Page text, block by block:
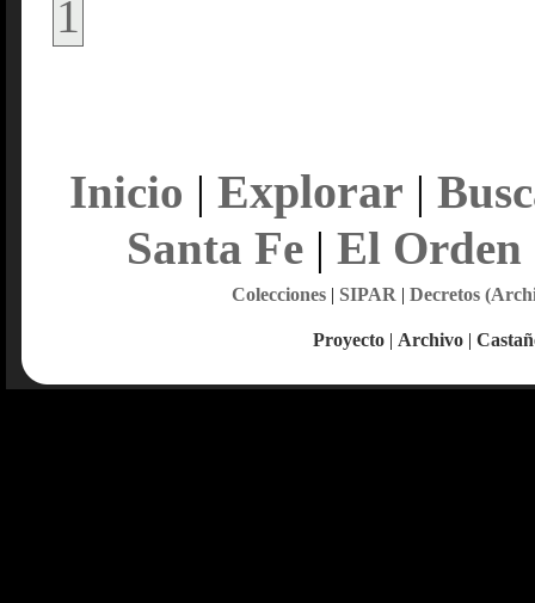
1
Inicio | Explorar |
Santa Fe| El Orden
Colecciones| SIPAR | Decretos
Proyecto | Archivo |